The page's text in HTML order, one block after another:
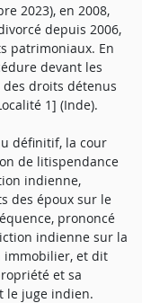
2023), en 2008,
depuis 2006,
patrimoniaux. En
devant les
droits détenus
1] (Inde).
définitif, la cour
de litispendance
indienne,
des époux sur le
prononcé
indienne sur la
immobilier, et dit
et sa
le juge indien.